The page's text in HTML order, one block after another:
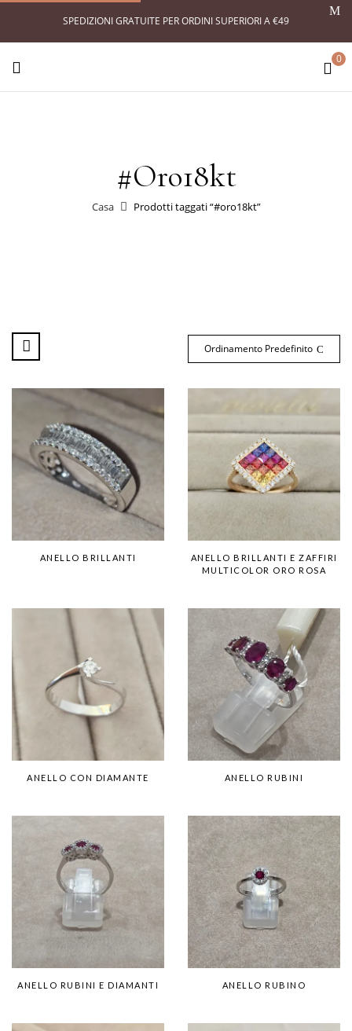
SPEDIZIONI GRATUITE PER ORDINI SUPERIORI A €49
0
#oro18kt
Casa Prodotti taggati “#oro18kt”
Ordinamento Predefinito
ANELLO BRILLANTI
ANELLO BRILLANTI E ZAFFIRI
MULTICOLOR ORO ROSA
ANELLO CON DIAMANTE ANELLO RUBINI
ANELLO RUBINI E DIAMANTI ANELLO RUBINO